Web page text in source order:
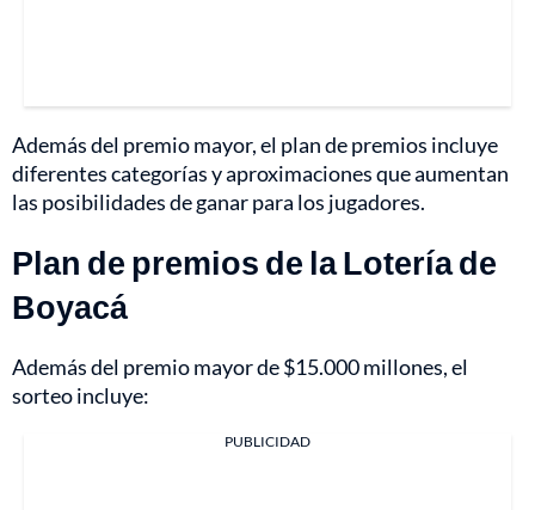
Además del premio mayor, el plan de premios incluye
diferentes categorías y aproximaciones que aumentan
las posibilidades de ganar para los jugadores.
Plan de premios de la Lotería de
Boyacá
Además del premio mayor de $15.000 millones, el
sorteo incluye:
PUBLICIDAD